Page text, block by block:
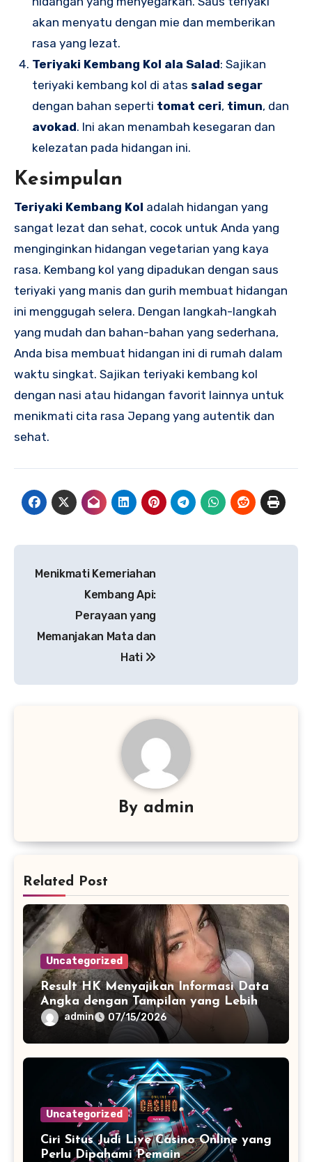
akan menyatu dengan mie dan memberikan
rasa yang lezat.
Teriyaki Kembang Kol ala Salad: Sajikan
teriyaki kembang kol di atas salad segar
dengan bahan seperti tomat ceri, timun, dan
avokad. Ini akan menambah kesegaran dan
kelezatan pada hidangan ini.
Kesimpulan
Teriyaki Kembang Kol adalah hidangan yang
sangat lezat dan sehat, cocok untuk Anda yang
menginginkan hidangan vegetarian yang kaya
rasa. Kembang kol yang dipadukan dengan saus
teriyaki yang manis dan gurih membuat hidangan
ini menggugah selera. Dengan langkah-langkah
yang mudah dan bahan-bahan yang sederhana,
Anda bisa membuat hidangan ini di rumah dalam
waktu singkat. Sajikan teriyaki kembang kol
dengan nasi atau hidangan favorit lainnya untuk
menikmati cita rasa Jepang yang autentik dan
sehat.
Menikmati Kemeriahan
Kembang Api:
Perayaan yang
Memanjakan Mata dan
Hati
By admin
Related Post
Uncategorized
Result HK Menyajikan Informasi Data
Angka dengan Tampilan yang Lebih
Terstruktur dan Mudah Dipahami
admin 07/15/2026
Uncategorized
Ciri Situs Judi Live Casino Online yang
Perlu Dipahami Pemain